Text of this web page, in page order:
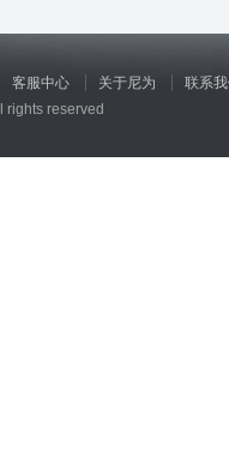
客服中心 关于尼为
联系
rights reserved